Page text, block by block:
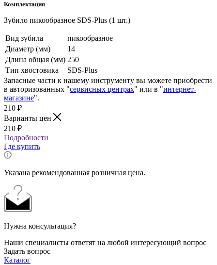
Комплектация
Зубило пикообразное SDS-Plus (1 шт.)
Вид зубила
пикообразное
Диаметр (мм)
14
Длина общая (мм) 250
Тип хвостовика
SDS-Plus
Запасные части к нашему инструменту вы можете приобрести
в авторизованных "сервисных центрах" или в "интернет-
магазине".
210 ₽
Варианты цен
210 ₽
Подробности
Где купить
Указана рекомендованная розничная цена.
Нужна консультация?
Наши специалисты ответят на любой интересующий вопрос
Задать вопрос
Каталог